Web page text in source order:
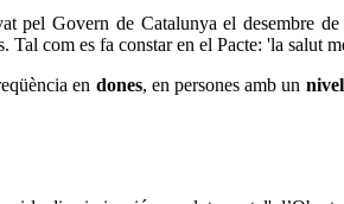
pel Govern de Catalunya el desembre
com es fa constar en el Pacte: 'la salut
en dones, en persones amb un